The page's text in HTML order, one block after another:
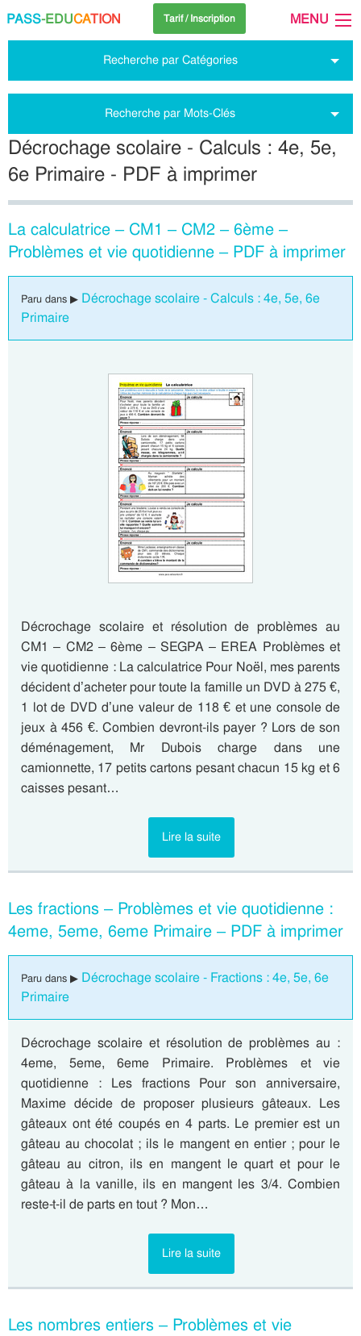
PASS-EDUCATION Tarif / Inscription MENU
Recherche par Catégories
Recherche par Mots-Clés
Décrochage scolaire - Calculs : 4e, 5e,
6e Primaire - PDF à imprimer
La calculatrice – CM1 – CM2 – 6ème –
Problèmes et vie quotidienne – PDF à imprimer
Paru dans ▶ Décrochage scolaire - Calculs : 4e, 5e, 6e
Primaire
Décrochage scolaire et résolution de problèmes au
CM1 – CM2 – 6ème – SEGPA – EREA Problèmes et
vie quotidienne : La calculatrice Pour Noël, mes parents
décident d’acheter pour toute la famille un DVD à 275 €,
1 lot de DVD d’une valeur de 118 € et une console de
jeux à 456 €. Combien devront-ils payer ? Lors de son
déménagement, Mr Dubois charge dans une
camionnette, 17 petits cartons pesant chacun 15 kg et 6
caisses pesant…
Lire la suite
Les fractions – Problèmes et vie quotidienne :
4eme, 5eme, 6eme Primaire – PDF à imprimer
Paru dans ▶ Décrochage scolaire - Fractions : 4e, 5e, 6e
Primaire
Décrochage scolaire et résolution de problèmes au :
4eme, 5eme, 6eme Primaire. Problèmes et vie
quotidienne : Les fractions Pour son anniversaire,
Maxime décide de proposer plusieurs gâteaux. Les
gâteaux ont été coupés en 4 parts. Le premier est un
gâteau au chocolat ; ils le mangent en entier ; pour le
gâteau au citron, ils en mangent le quart et pour le
gâteau à la vanille, ils en mangent les 3/4. Combien
reste-t-il de parts en tout ? Mon…
Lire la suite
Les nombres entiers – Problèmes et vie